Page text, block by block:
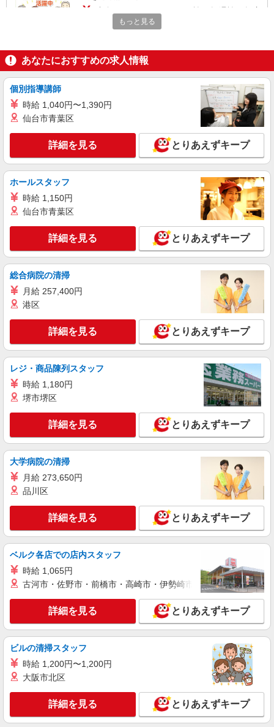
通費全支給(ガソリン代含む)＞
キープ
派遣社員
株式会社kotrio /●SD-H-1895919
福島市のサ高住＊シフト融通が利くため子育て
時給2000円〜2500円 ＜日払い有/週払い有/交
通費全支給(ガソリン代含む)＞
福島市 最寄り駅：福島
キープ 詳細を見る
派遣社員
株式会社kotrio /●SD-H-2066721
高収入を目指したい方必見！未経験でも日収1
万〜可！看護助手
時給1350円〜2062円 ＜日払い有/週払い有/交
キープ 詳細を見る
株式会社kotrio /●SD-H-2066382
＜福島市＞元気も、プライベートも諦めない＊
時給1350円〜2062円 ＜日払い有/週払い有/交
通費全支給(ガソリン代含む)＞
福島市 最寄り駅：福島
詳細を見る
派遣社員
≪福島市≫未経験・無資格から看護助手へ挑
戦！シフト相談OK♪
時給1350円〜2062円 ＜日払い有/週払い有/交
通費全支給(ガソリン代含む)＞
キープ 詳細を見る
派遣社員
株式会社kotrio /●SD-H-1975107
福島市｜看護師さんのサポートスタッフ募集♪
医療行為なし
時給1350円〜2062円 ＜日払い有/週払い有/交
通費全支給(ガソリン代含む)＞
福島市内 最寄り駅：福島
もっと見る
あなたにおすすめの求人情報
個別指導講師
時給 1,040円〜1,390円
仙台市青葉区
詳細を見る とりあえずキープ
ホールスタッフ
時給 1,150円
仙台市青葉区
詳細を見る とりあえずキープ
総合病院の清掃
月給 257,400円
港区
詳細を見る とりあえずキープ
レジ・商品陳列スタッフ
時給 1,180円
堺市堺区
詳細を見る とりあえずキープ
大学病院の清掃
月給 273,650円
品川区
詳細を見る とりあえずキープ
ベルク各店での店内スタッフ
時給 1,065円
古河市・佐野市・前橋市・高崎市・伊勢崎市・太田市・館林市
詳細を見る とりあえずキープ
ビルの清掃スタッフ
時給 1,200円〜1,200円
大阪市北区
詳細を見る とりあえずキープ